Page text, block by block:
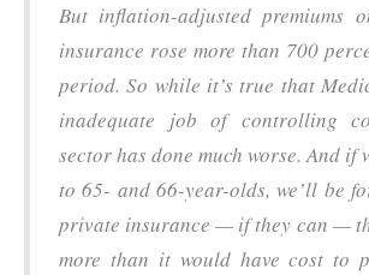
But inflation-adjusted premiums
insurance rose more than 700
period. So while it’s true that
inadequate job of controlling
sector has done much worse. And if
to 65- and 66-year-olds, we’ll be
private insurance — if they can —
more than it would have cost to